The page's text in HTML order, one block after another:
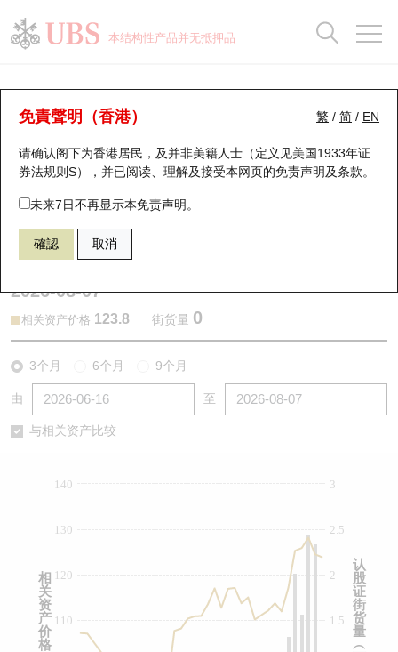
本结构性产品并无抵押品
繁 / 简 / EN
免責聲明（香港）
请确认阁下为香港居民，及并非美籍人士（定义见美国1933年证
券法规则S），并已阅读、理解及接受本网页的免责声明及条款。
未来7日不再显示本免责声明。
確認 取消
认股证分析仪
表现 街货统计 比较
13797 瑞银认沽 9988 阿里巴巴
2026-08-07
相关资产价格 123.8 街货量 0
3个月 6个月 9个月
由 至
与相关资产比较
1.5
2
2.5
3
110
120
130
140
认
股
证
街
货
量
︵
相
关
资
产
价
格
瑞银认股证一览
新发行瑞银认股证
即将到期认股证
认股证到期结算价查找
认股证分析仪
认股证/牛熊证日志
街货统计
比较
牛熊全景快搜
牛熊证搜寻
牛熊证街货分布图
正股牛熊证列表
新发行瑞银牛熊证
牛熊证到期结算价查找
牛熊证文件及公告 (瑞信)
街货统计
比较
十大升幅/跌幅
十大认股证成交分布
十天股证占大市成交
资金流
街货统计
正股分析仪
二十大活跃股份
恒指成份股
国指成份股
科指成份股
中资ETFs溢价比较
收市竞价变化
持股比重
显示所有持股比重
每月轮证大市专题
轮证专栏
讲座及教育短片
认股证投资者教育
牛熊证投资者教育